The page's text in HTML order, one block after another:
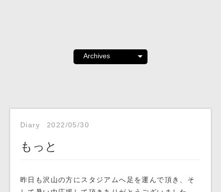
Diary 2022/05/30
もっと
昨日も沢山の方にスタジアムへ足を運んで頂き、そ